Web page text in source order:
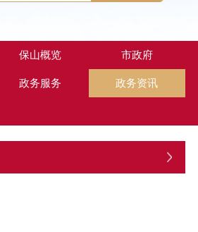
保山概览 市政府
政务服务 政务资讯